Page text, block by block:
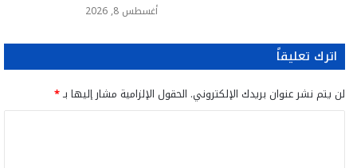
أغسطس 8, 2026
اترك تعليقاً
لن يتم نشر عنوان بريدك الإلكتروني. الحقول الإلزامية مشار إليها بـ*